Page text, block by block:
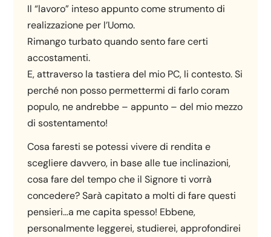
Il “lavoro” inteso appunto come strumento di
realizzazione per l’Uomo.
Rimango turbato quando sento fare certi
accostamenti.
E, attraverso la tastiera del mio PC, li contesto. Si
perché non posso permettermi di farlo coram
populo, ne andrebbe – appunto – del mio mezzo
di sostentamento!
Cosa faresti se potessi vivere di rendita e
scegliere davvero, in base alle tue inclinazioni,
cosa fare del tempo che il Signore ti vorrà
concedere? Sarà capitato a molti di fare questi
pensieri…a me capita spesso! Ebbene,
personalmente leggerei, studierei, approfondirei